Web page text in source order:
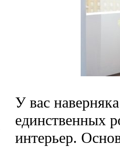
У вас
единственных
интерьер.